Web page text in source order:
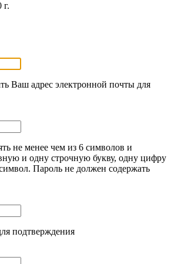
г.
Ваш адрес электронной почты для
не менее чем из 6 символов и
и одну строчную букву, одну цифру
Пароль не должен содержать
подтверждения